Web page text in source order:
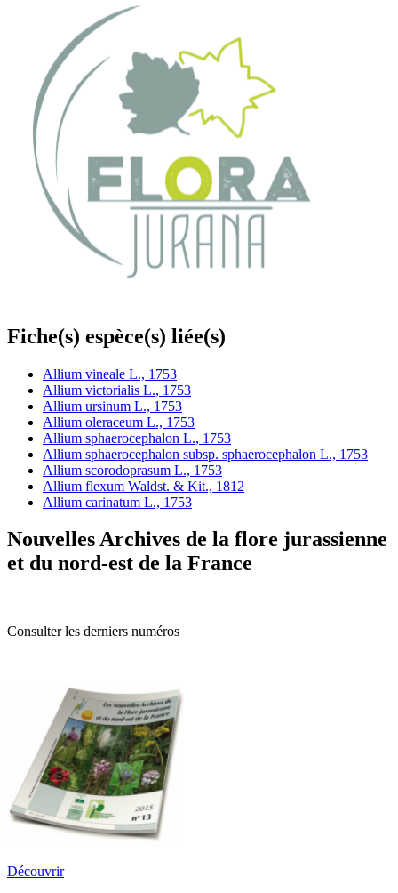
Fiche(s) espèce(s) liée(s)
Allium vineale L., 1753
Allium victorialis L., 1753
Allium ursinum L., 1753
Allium oleraceum L., 1753
Allium sphaerocephalon L., 1753
Allium sphaerocephalon subsp. sphaerocephalon L., 1753
Allium scorodoprasum L., 1753
Allium flexum Waldst. & Kit., 1812
Allium carinatum L., 1753
Nouvelles Archives de la flore jurassienne
et du nord-est de la France
Consulter les derniers numéros
Découvrir